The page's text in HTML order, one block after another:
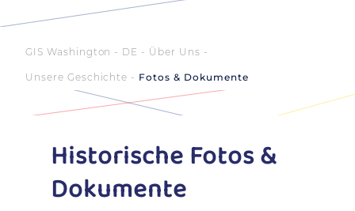
GIS Washington - DE Über Uns
Unsere Geschichte Fotos & Dokumente
Historische Fotos &
Dokumente